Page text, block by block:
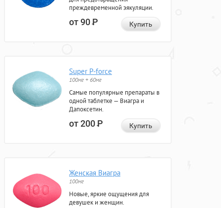
преждевременной эякуляции.
от 90Р Купить
Super P-force
100мг + 60мг
Самые популярные препараты в
одной таблетке — Виагра и
Дапоксетин.
от 200Р Купить
Женская Виагра
100мг
Новые, яркие ощущения для
девушек и женщин.